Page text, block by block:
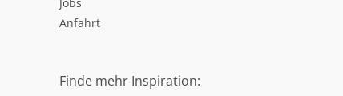
Jobs
Anfahrt
Finde mehr Inspiration: